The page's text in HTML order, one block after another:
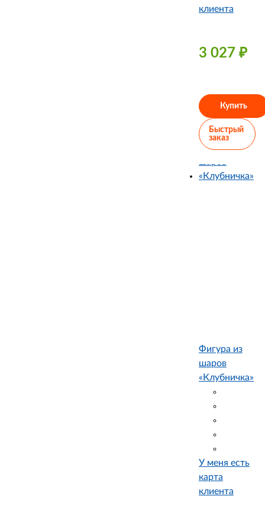
клиента
3 027 ₽
Купить
Быстрый
заказ
Фигура из
шаров
«Клубничка»
У меня есть
карта
клиента